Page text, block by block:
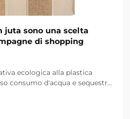
juta sono una scelta
di shopping
ecologica alla plastica
consumo d'acqua e sequestro
di opzioni ecologiche, le
per diversi motivi. Prima